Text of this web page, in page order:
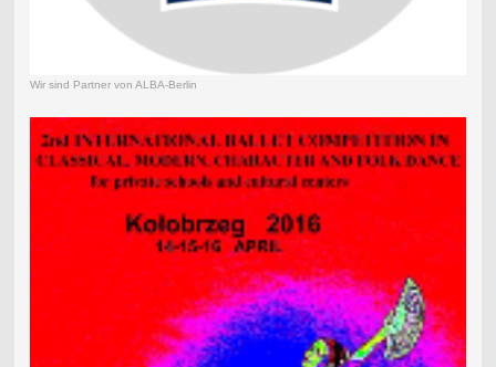
Wir sind Partner von ALBA-Berlin